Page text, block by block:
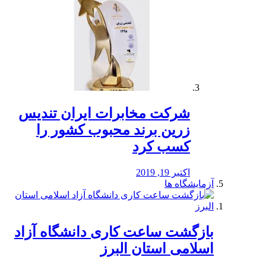
شرکت مخابرات ایران تندیس
زرین برند محبوب کشور را
کسب کرد
اکتبر 19, 2019
آزمایشگاه ها
بازگشت ساعت کاری دانشگاه آزاد
اسلامی استان البرز